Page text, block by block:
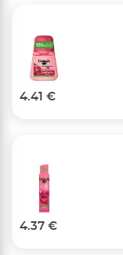
4.41 €
4.37 €